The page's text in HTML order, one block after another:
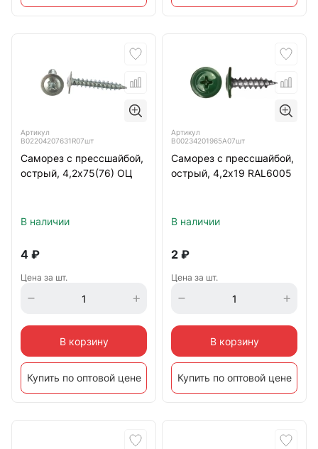
Артикул
B02204207631R07шт
Саморез с прессшайбой,
острый, 4,2х75(76) ОЦ
В наличии
4 ₽
Цена за шт.
В корзину
Купить по оптовой цене
Артикул
B00234201965A07шт
Саморез с прессшайбой,
острый, 4,2х19 RAL6005
В наличии
2 ₽
Цена за шт.
В корзину
Купить по оптовой цене